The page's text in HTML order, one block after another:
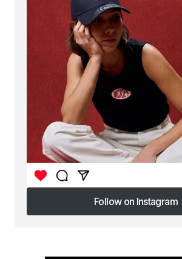
Follow on Instagram
Follow on Instagram